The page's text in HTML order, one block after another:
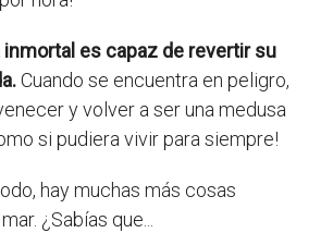
inmortal es capaz de revertir su
Cuando se encuentra en peligro,
y volver a ser una medusa
si pudiera vivir para siempre!
hay muchas más cosas
¿Sabías que...